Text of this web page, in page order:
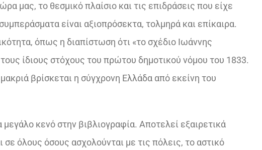
μας, το θεσμικό πλαίσιο και τις επιδράσεις που είχε
είναι αξιοπρόσεκτα, τολμηρά και επίκαιρα.
όπως η διαπίστωση ότι «το σχέδιο Ιωάννης
ίδιους στόχους του πρώτου δημοτικού νόμου του 1833.
βρίσκεται η σύγχρονη Ελλάδα από εκείνη του
κενό στην βιβλιογραφία. Αποτελεί εξαιρετικά
σε όλους όσους ασχολούνται με τις πόλεις, το αστικό